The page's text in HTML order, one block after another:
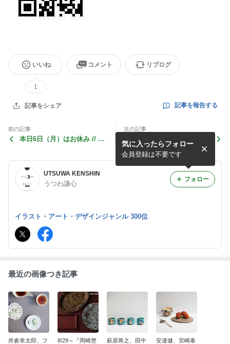
いいね
1
コメント リブログ
記事をシェア 記事を報告する
前の記事
本日6日（月）はお休み // 7
次の記事
最終日17時まで！ 『お茶す
るうつわ展』GOOD TIMING
TEA（静岡）
UTSUWA KENSHIN
うつわ謙心
気に入ったらフォロー
会員登録は不要です
フォロー
イラスト・アート・デザインジャンル 300位
最近の画像つき記事
井倉幸太郎、フ
8/29～『岡崎慧
萩原将之、田中
安達健、宮崎泰